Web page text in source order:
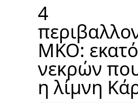
4
ΜΚΟ:
νεκρών
η λίμνη